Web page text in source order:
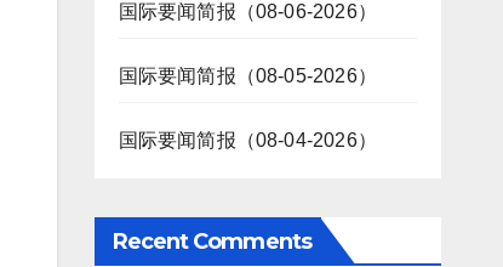
国际要闻简报（08-06-2026）
国际要闻简报（08-05-2026）
国际要闻简报（08-04-2026）
Recent Comments